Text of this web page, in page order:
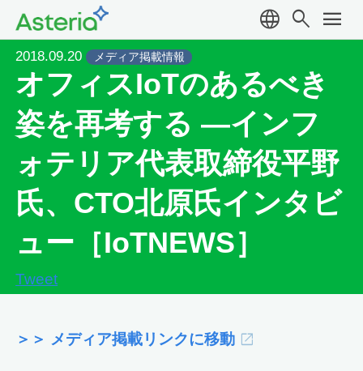
language search menu
2018.09.20 メディア掲載情報
オフィスIoTのあるべき
姿を再考する ―インフ
ォテリア代表取締役平野
氏、CTO北原氏インタビ
ュー［IoTNEWS］
Tweet
＞＞ メディア掲載リンクに移動